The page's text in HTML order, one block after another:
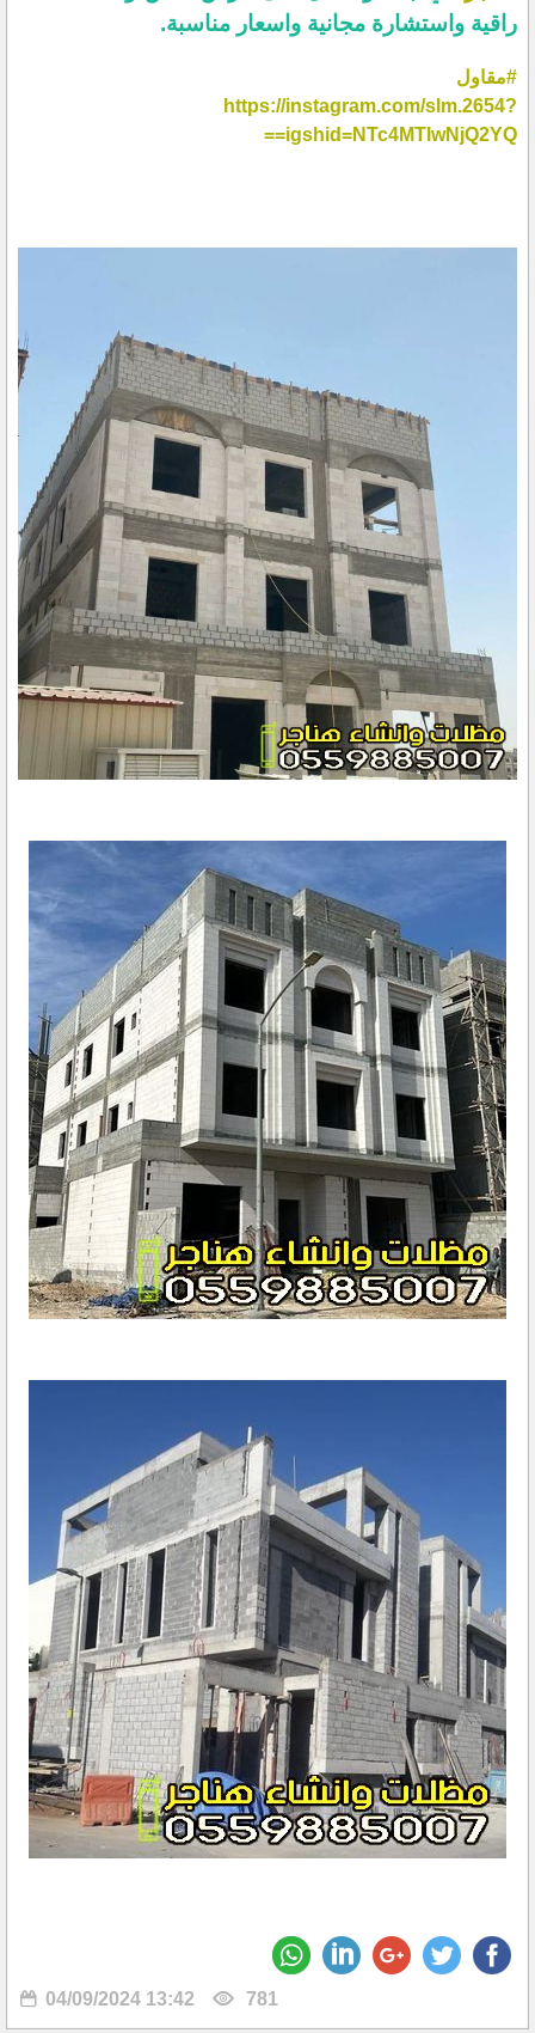
راقية واستشارة مجانية واسعار مناسبة.
#مقاول
https://instagram.com/slm.2654?
igshid=NTc4MTIwNjQ2YQ==
04/09/2024 13:42 781